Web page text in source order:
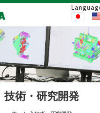
技術・研究開発